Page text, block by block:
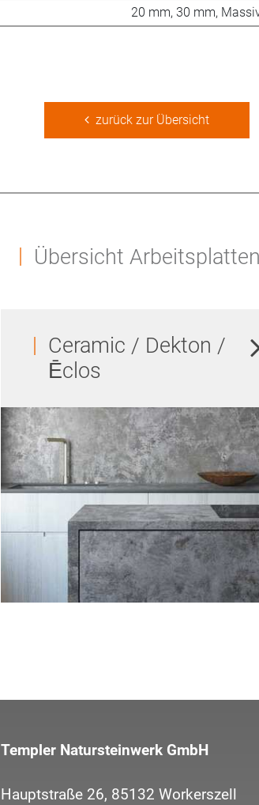
20 mm, 30 mm,
zurück zur Übersicht
Übersicht Arbeitsplatten
Ceramic / Dekton /
Ēclos
Templer Natursteinwerk GmbH
Hauptstraße 26, 85132 Workerszell